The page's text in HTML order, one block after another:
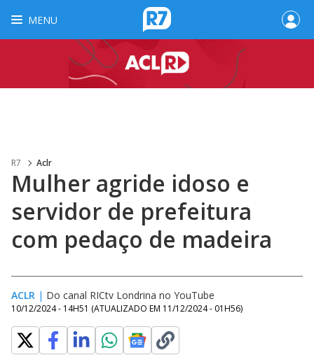
MENU
R7 Aclr
Mulher agride idoso e
servidor de prefeitura
com pedaço de madeira
ACLR | Do canal RICtv Londrina no YouTube
10/12/2024 - 14H51 (ATUALIZADO EM 11/12/2024 - 01H56)